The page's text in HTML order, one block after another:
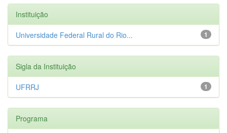
Instituição
1
Universidade Federal Rural do Rio...
Sigla da Instituição
1
UFRRJ
Programa